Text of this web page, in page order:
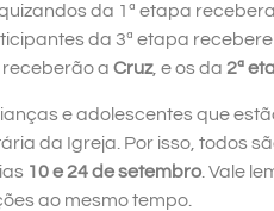
da 1ª etapa
da 3ª etapa
receberão a Cruz, e os da 2ª
e adolescentes que
da Igreja. Por isso, todos
10 e 24 de setembro . Vale
ao mesmo tempo.